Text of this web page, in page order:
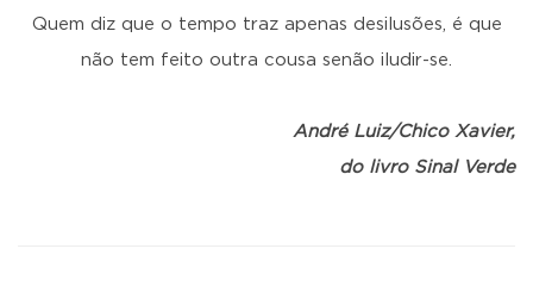
Quem diz que o tempo traz apenas desilusões, é que
não tem feito outra cousa senão iludir-se.
André Luiz/Chico Xavier,
do livro Sinal Verde